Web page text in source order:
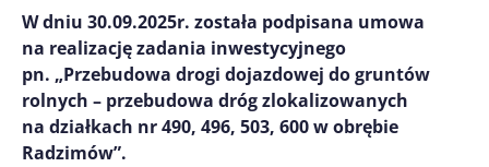
W dniu 30.09.2025r. została podpisana umowa
na realizację zadania inwestycyjnego
pn. „Przebudowa drogi dojazdowej do gruntów
rolnych – przebudowa dróg zlokalizowanych
na działkach nr 490, 496, 503, 600 w obrębie
Radzimów”.